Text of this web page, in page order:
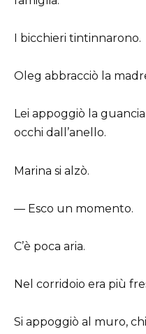
I bicchieri tintinnarono.
Oleg abbracciò la
Lei appoggiò la
occhi dall’anello.
Marina si alzò.
— Esco un momento.
C’è poca aria.
Nel corridoio era più
Si appoggiò al muro,